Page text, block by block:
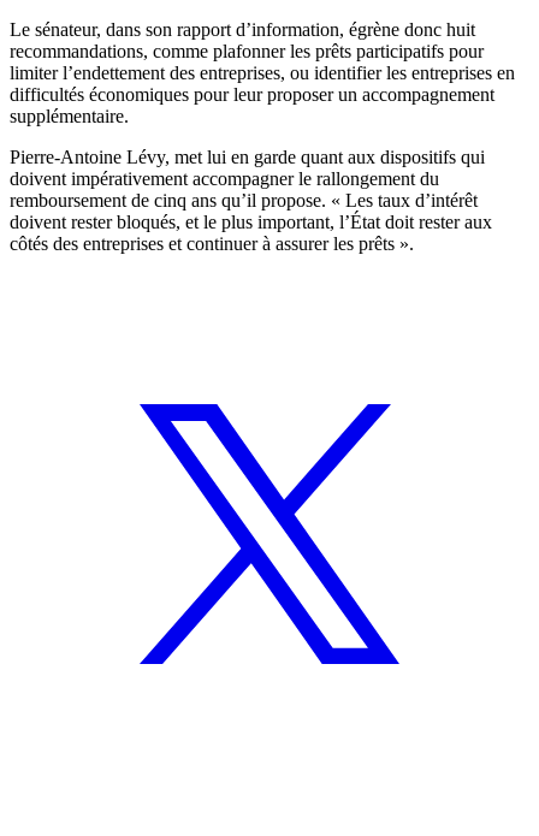
Le sénateur, dans son rapport d’information, égrène donc huit
recommandations, comme plafonner les prêts participatifs pour
limiter l’endettement des entreprises, ou identifier les entreprises en
difficultés économiques pour leur proposer un accompagnement
supplémentaire.
Pierre-Antoine Lévy, met lui en garde quant aux dispositifs qui
doivent impérativement accompagner le rallongement du
remboursement de cinq ans qu’il propose. « Les taux d’intérêt
doivent rester bloqués, et le plus important, l’État doit rester aux
côtés des entreprises et continuer à assurer les prêts ».